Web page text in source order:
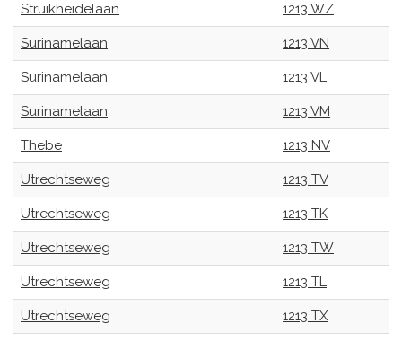
Struikheidelaan 1213 WZ
Surinamelaan 1213 VN
Surinamelaan 1213 VL
Surinamelaan 1213 VM
Thebe 1213 NV
Utrechtseweg 1213 TV
Utrechtseweg 1213 TK
Utrechtseweg 1213 TW
Utrechtseweg 1213 TL
Utrechtseweg 1213 TX